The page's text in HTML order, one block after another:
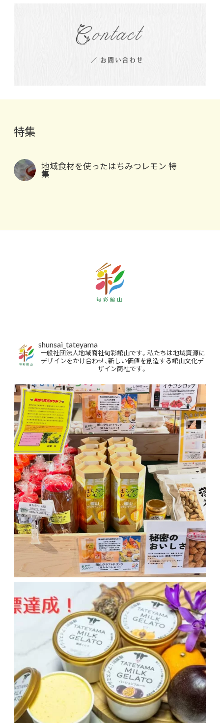
特集
地域食材を使ったはちみつレモン 特
集
shunsai_tateyama
一般社団法人地域商社旬彩館山です。私たちは地域資源に
デザインをかけ合わせ、新しい価値を創造する館山文化デ
ザイン商社です。